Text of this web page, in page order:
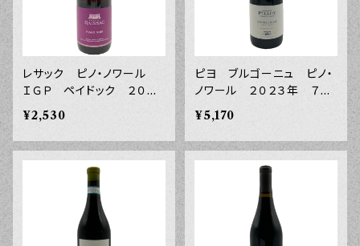
レサック ピノ・ノワール
ＩＧＰ ペイドック ２０２
４年 ７５０ｍｌ
¥2,530
ピヨ ブルゴーニュ ピノ・
ノワール ２０２３年 ７５
０ｍｌ
¥5,170